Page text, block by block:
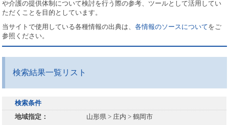
や介護の提供体制について検討を行う際の参考、ツールとして活用してい
ただくことを目的としています。
当サイトで使用している各種情報の出典は、各情報のソースについてをご
参照ください。
検索結果一覧リスト
検索条件
地域指定：
山形県 > 庄内 > 鶴岡市